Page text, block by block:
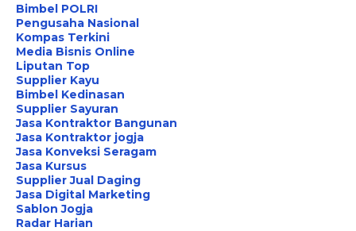
Bimbel POLRI
Pengusaha Nasional
Kompas Terkini
Media Bisnis Online
Liputan Top
Supplier Kayu
Bimbel Kedinasan
Supplier Sayuran
Jasa Kontraktor Bangunan
Jasa Kontraktor jogja
Jasa Konveksi Seragam
Jasa Kursus
Supplier Jual Daging
Jasa Digital Marketing
Sablon Jogja
Radar Harian